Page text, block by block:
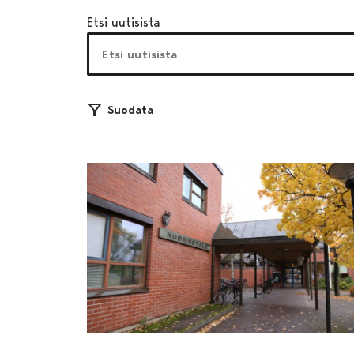
Etsi uutisista
Suodata